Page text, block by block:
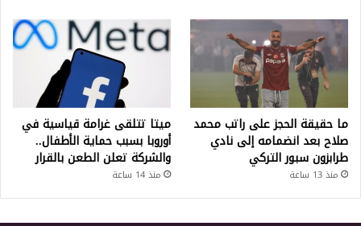
ما حقيقة الحجز على راتب محمد
صلاح بعد انضمامه إلى نادي
طرابزون سبور التركي
منذ 13 ساعة
ميتا تتلقى غرامة قياسية في
أوروبا بسبب حماية الأطفال..
والشركة تعلن الطعن بالقرار
منذ 14 ساعة